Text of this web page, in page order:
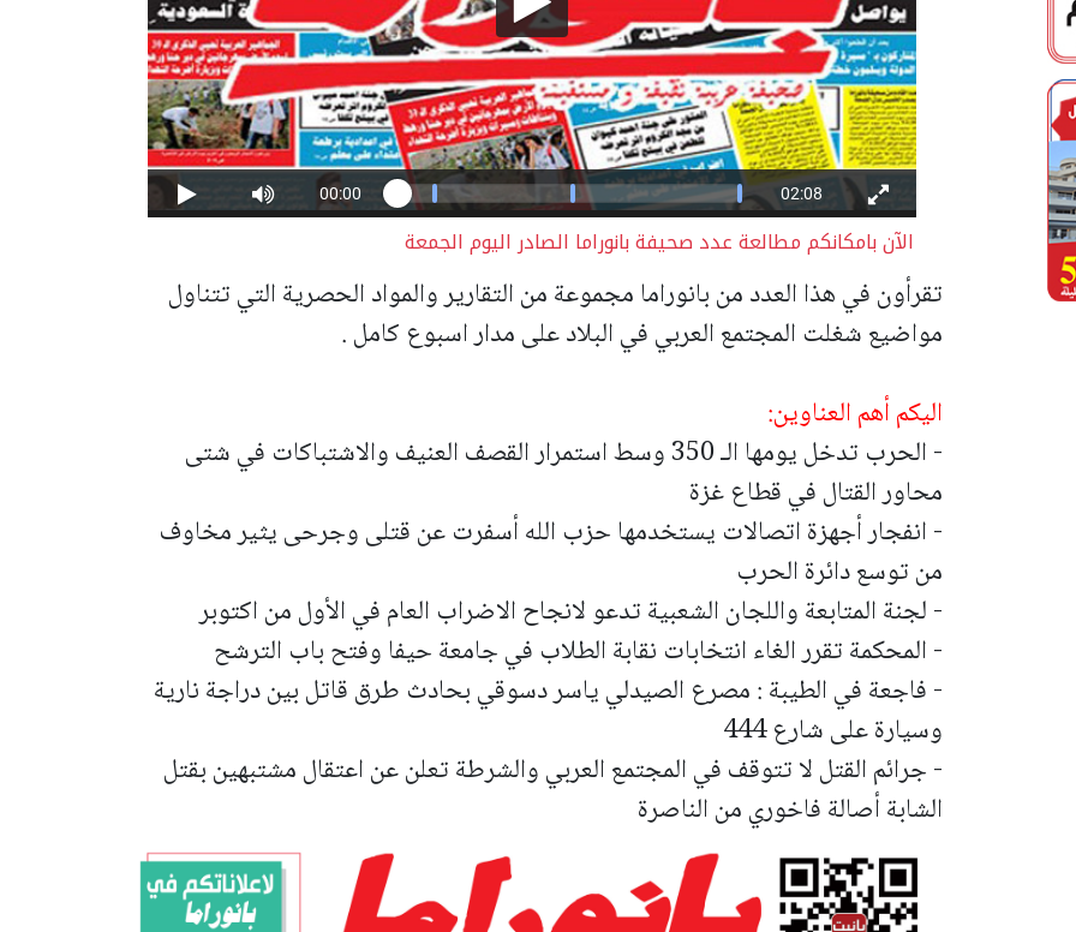
الآن بامكانكم مطالعة عدد صحيفة بانوراما الصادر اليوم الجمعة
تقرأون في هذا العدد من بانوراما مجموعة من التقارير والمواد الحصرية التي تتناول
مواضيع شغلت المجتمع العربي في البلاد على مدار اسبوع كامل .
اليكم أهم العناوين:
- الحرب تدخل يومها الـ 350 وسط استمرار القصف العنيف والاشتباكات في شتى
محاور القتال في قطاع غزة
- انفجار أجهزة اتصالات يستخدمها حزب الله أسفرت عن قتلى وجرحى يثير مخاوف
من توسع دائرة الحرب
- لجنة المتابعة واللجان الشعبية تدعو لانجاح الاضراب العام في الأول من اكتوبر
- المحكمة تقرر الغاء انتخابات نقابة الطلاب في جامعة حيفا وفتح باب الترشح
- فاجعة في الطيبة : مصرع الصيدلي ياسر دسوقي بحادث طرق قاتل بين دراجة نارية
وسيارة على شارع 444
- جرائم القتل لا تتوقف في المجتمع العربي والشرطة تعلن عن اعتقال مشتبهين بقتل
الشابة أصالة فاخوري من الناصرة